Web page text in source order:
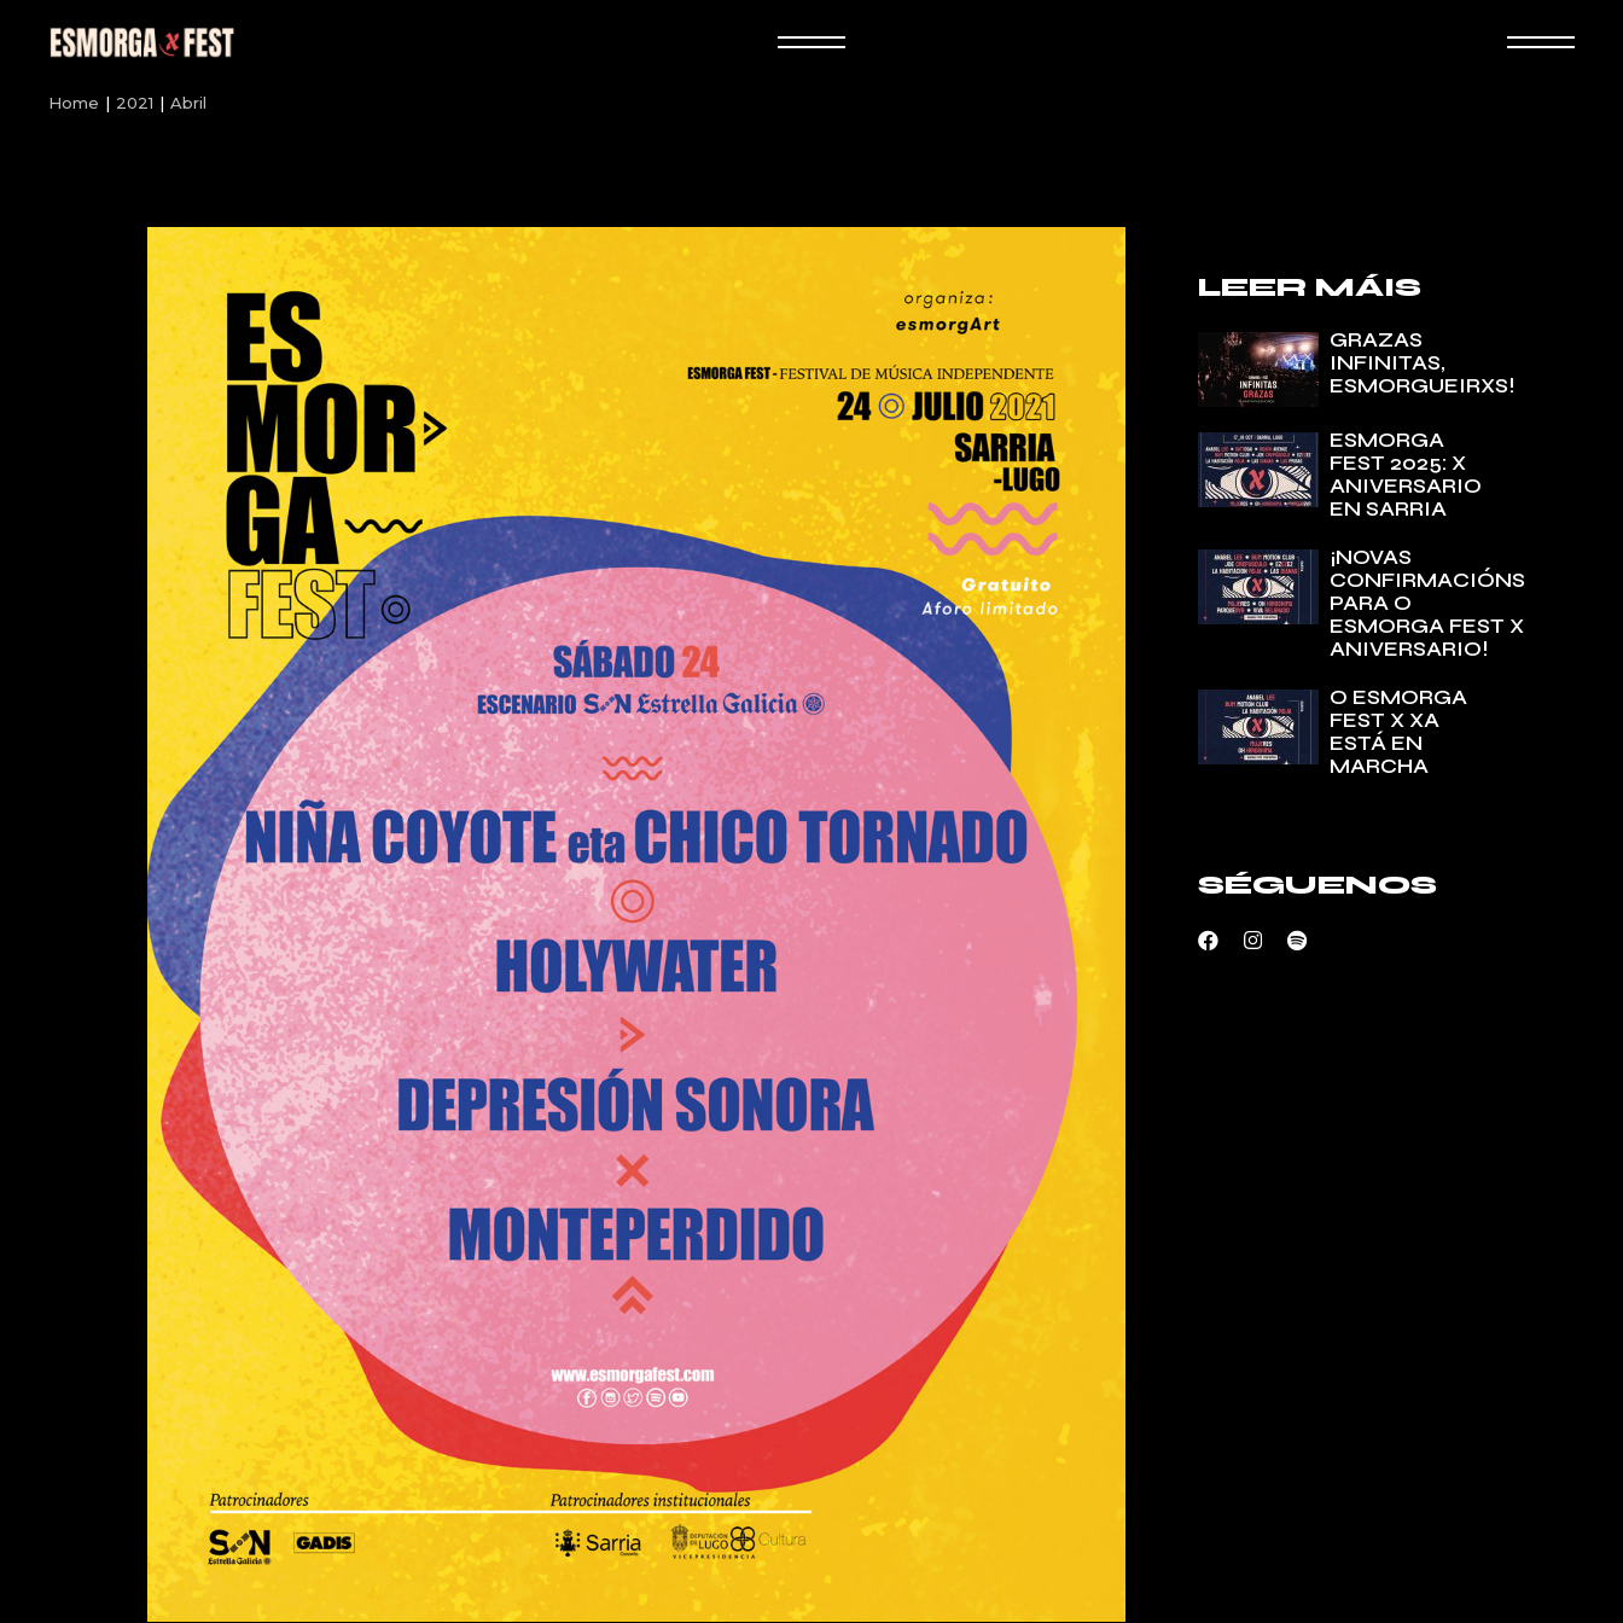
Home 2021 Abril
LEER MÁIS
GRAZAS
INFINITAS,
ESMORGUEIRXS!
ESMORGA
FEST 2025: X
ANIVERSARIO
EN SARRIA
¡NOVAS
CONFIRMACIÓNS
PARA O
ESMORGA FEST X
ANIVERSARIO!
O ESMORGA
FEST X XA
ESTÁ EN
MARCHA
SÉGUENOS